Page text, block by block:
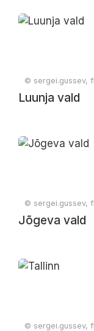
© sergei.gussev,
Luunja vald
© sergei.gussev,
Jõgeva vald
© sergei.gussev,